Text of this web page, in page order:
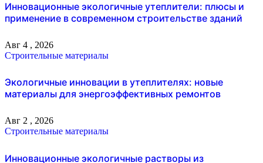
Инновационные экологичные утеплители: плюсы и
применение в современном строительстве зданий
Авг 4 , 2026
Строительные материалы
Экологичные инновации в утеплителях: новые
материалы для энергоэффективных ремонтов
Авг 2 , 2026
Строительные материалы
Инновационные экологичные растворы из